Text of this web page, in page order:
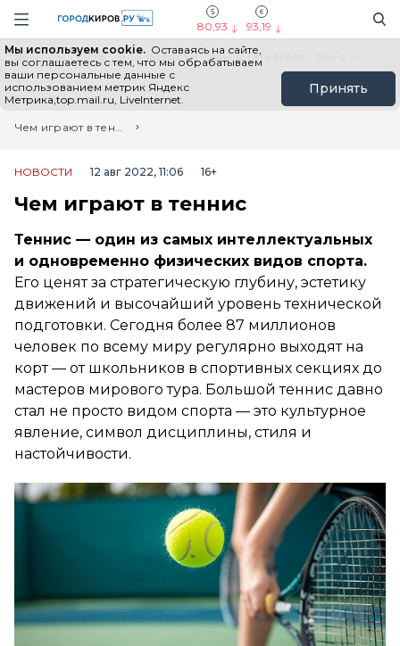
Навигация сайта
80,93 93,19
Мы используем cookie. Оставаясь на сайте,
вы соглашаетесь с тем, что мы обрабатываем
ваши персональные данные с
использованием метрик Яндекс
Метрика,top.mail.ru, LiveInternet.
Принять
Выборы - 2026 Все новости Мы в Telegram
Главная
Лента новостей
Чем играют в теннис
НОВОСТИ 12 авг 2022, 11:06 16+
Чем играют в теннис
Теннис — один из самых интеллектуальных
и одновременно физических видов спорта.
Его ценят за стратегическую глубину, эстетику
движений и высочайший уровень технической
подготовки. Сегодня более 87 миллионов
человек по всему миру регулярно выходят на
корт — от школьников в спортивных секциях до
мастеров мирового тура. Большой теннис давно
стал не просто видом спорта — это культурное
явление, символ дисциплины, стиля и
настойчивости.